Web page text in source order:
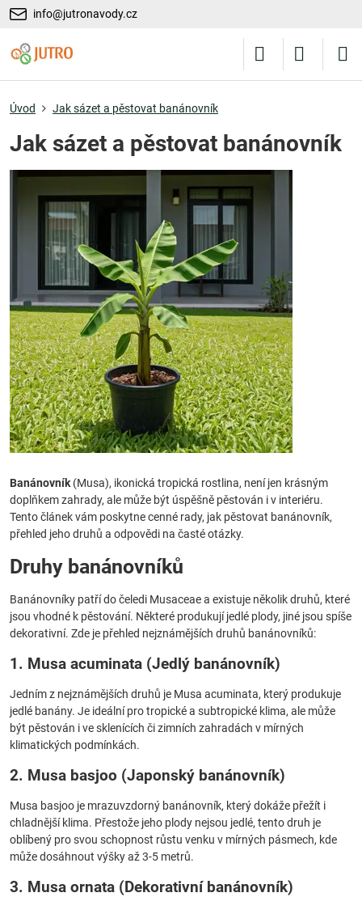
info@jutronavody.cz
Úvod Jak sázet a pěstovat banánovník
Jak sázet a pěstovat banánovník
Banánovník (Musa), ikonická tropická rostlina, není jen krásným
doplňkem zahrady, ale může být úspěšně pěstován i v interiéru.
Tento článek vám poskytne cenné rady, jak pěstovat banánovník,
přehled jeho druhů a odpovědi na časté otázky.
Druhy banánovníků
Banánovníky patří do čeledi Musaceae a existuje několik druhů, které
jsou vhodné k pěstování. Některé produkují jedlé plody, jiné jsou spíše
dekorativní. Zde je přehled nejznámějších druhů banánovníků:
1. Musa acuminata (Jedlý banánovník)
Jedním z nejznámějších druhů je Musa acuminata, který produkuje
jedlé banány. Je ideální pro tropické a subtropické klima, ale může
být pěstován i ve sklenících či zimních zahradách v mírných
klimatických podmínkách.
2. Musa basjoo (Japonský banánovník)
Musa basjoo je mrazuvzdorný banánovník, který dokáže přežít i
chladnější klima. Přestože jeho plody nejsou jedlé, tento druh je
oblíbený pro svou schopnost růstu venku v mírných pásmech, kde
může dosáhnout výšky až 3-5 metrů.
3. Musa ornata (Dekorativní banánovník)